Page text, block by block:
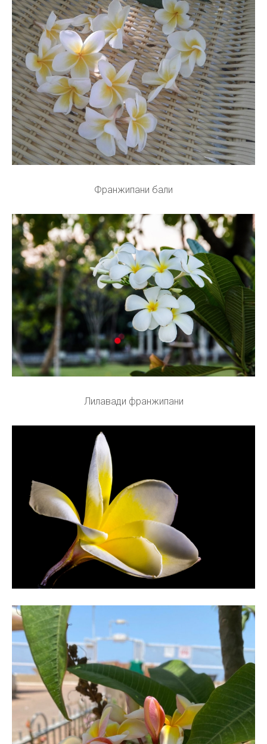
Франжипани бали
Лилавади франжипани